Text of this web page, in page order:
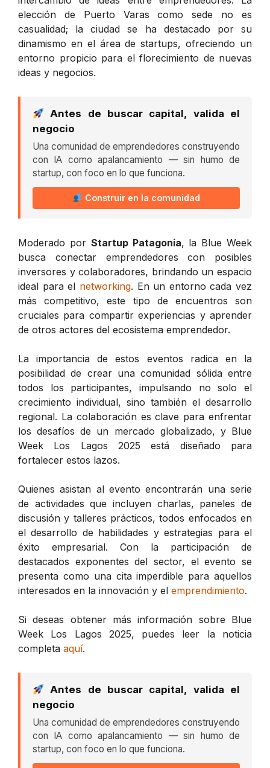
elección de Puerto Varas como sede no es
casualidad; la ciudad se ha destacado por su
dinamismo en el área de startups, ofreciendo un
entorno propicio para el florecimiento de nuevas
ideas y negocios.
Antes de buscar capital, valida el
negocio
Una comunidad de emprendedores construyendo
con IA como apalancamiento — sin humo de
startup, con foco en lo que funciona.
Construir en la comunidad
Moderado por Startup Patagonia, la Blue Week
busca conectar emprendedores con posibles
inversores y colaboradores, brindando un espacio
ideal para el networking. En un entorno cada vez
más competitivo, este tipo de encuentros son
cruciales para compartir experiencias y aprender
de otros actores del ecosistema emprendedor.
La importancia de estos eventos radica en la
posibilidad de crear una comunidad sólida entre
todos los participantes, impulsando no solo el
crecimiento individual, sino también el desarrollo
regional. La colaboración es clave para enfrentar
los desafíos de un mercado globalizado, y Blue
Week Los Lagos 2025 está diseñado para
fortalecer estos lazos.
Quienes asistan al evento encontrarán una serie
de actividades que incluyen charlas, paneles de
discusión y talleres prácticos, todos enfocados en
el desarrollo de habilidades y estrategias para el
éxito empresarial. Con la participación de
destacados exponentes del sector, el evento se
presenta como una cita imperdible para aquellos
interesados en la innovación y el emprendimiento.
Si deseas obtener más información sobre Blue
Week Los Lagos 2025, puedes leer la noticia
completa aquí.
Antes de buscar capital, valida el
negocio
Una comunidad de emprendedores construyendo
con IA como apalancamiento — sin humo de
startup, con foco en lo que funciona.